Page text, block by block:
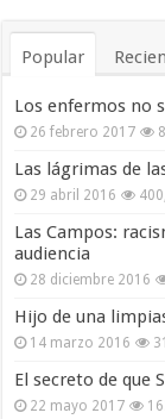
Popular
Los enfermos no
26 febrero 2017
Las lágrimas de
29 abril 2016
Las Campos:
audiencia
28 diciembre 2016
Hijo de una
14 marzo 2016
El secreto de que
22 mayo 2017